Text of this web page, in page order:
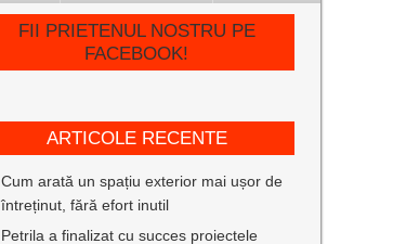
FII PRIETENUL NOSTRU PE
FACEBOOK!
ARTICOLE RECENTE
Cum arată un spațiu exterior mai ușor de
întreținut, fără efort inutil
Petrila a finalizat cu succes proiectele